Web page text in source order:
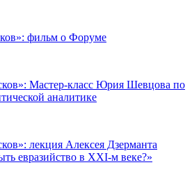
фильм о Форуме
Мастер-класс Юрия Шевцова по
аналитике
лекция Алексея Дзерманта
евразийство в XXI-м веке?»